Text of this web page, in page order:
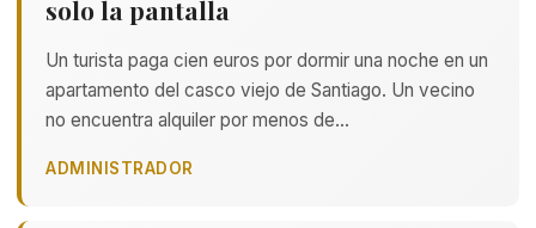
solo la pantalla
Un turista paga cien euros por dormir una noche en un
apartamento del casco viejo de Santiago. Un vecino
no encuentra alquiler por menos de…
ADMINISTRADOR